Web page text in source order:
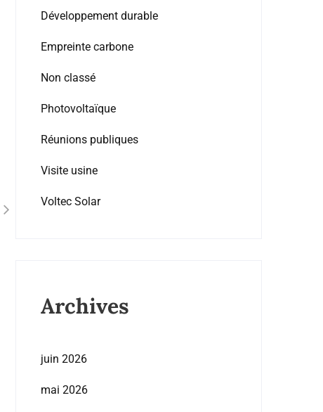
Développement durable
Empreinte carbone
Non classé
Photovoltaïque
Réunions publiques
Visite usine
Voltec Solar
Archives
juin 2026
mai 2026